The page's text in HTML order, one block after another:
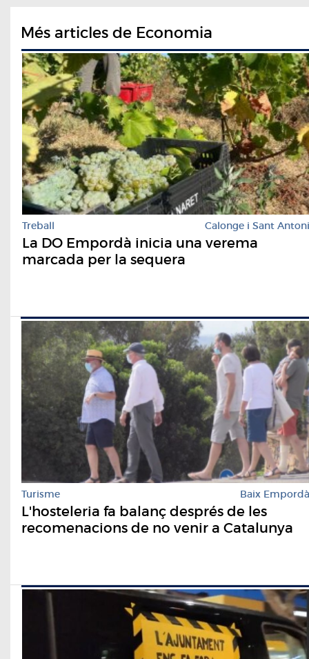
Més articles de Economia
Treball Calonge i Sant Antoni
La DO Empordà inicia una verema
marcada per la sequera
Turisme Baix Empordà
L'hosteleria fa balanç després de les
recomenacions de no venir a Catalunya